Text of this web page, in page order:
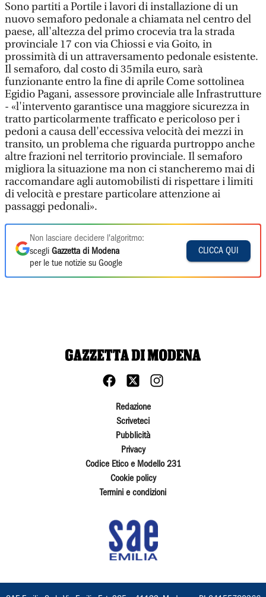
Sono partiti a Portile i lavori di installazione di un
nuovo semaforo pedonale a chiamata nel centro del
paese, all'altezza del primo crocevia tra la strada
provinciale 17 con via Chiossi e via Goito, in
prossimità di un attraversamento pedonale esistente.
Il semaforo, dal costo di 35mila euro, sarà
funzionante entro la fine di aprile Come sottolinea
Egidio Pagani, assessore provinciale alle Infrastrutture
- «l'intervento garantisce una maggiore sicurezza in
tratto particolarmente trafficato e pericoloso per i
pedoni a causa dell'eccessiva velocità dei mezzi in
transito, un problema che riguarda purtroppo anche
altre frazioni nel territorio provinciale. Il semaforo
migliora la situazione ma non ci stancheremo mai di
raccomandare agli automobilisti di rispettare i limiti
di velocità e prestare particolare attenzione ai
passaggi pedonali».
Non lasciare decidere l'algoritmo:
scegli Gazzetta di Modena
per le tue notizie su Google
CLICCA QUI
Redazione
Scriveteci
Pubblicità
Privacy
Codice Etico e Modello 231
Cookie policy
Termini e condizioni